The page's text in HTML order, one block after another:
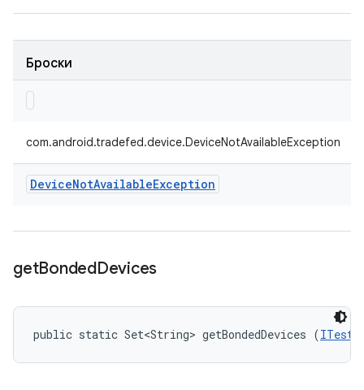
Броски
com.android.tradefed.device.DeviceNotAvailableException
DeviceNotAvailableException
getBondedDevices
public static Set<String> getBondedDevices (